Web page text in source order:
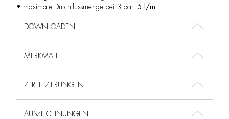
• maximale Durchflussmenge bei 3 bar: 5 l/m
DOWNLOADEN
MERKMALE
ZERTIFIZIERUNGEN
AUSZEICHNUNGEN